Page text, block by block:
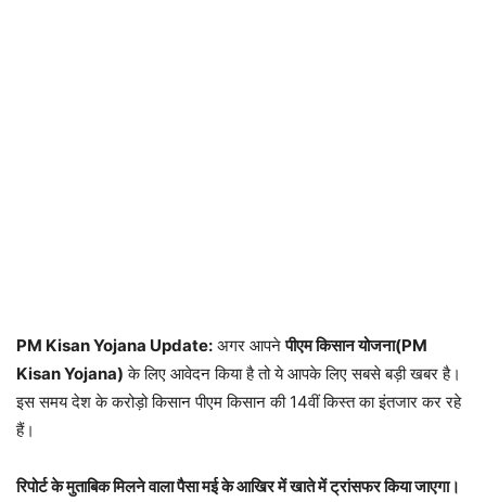
PM Kisan Yojana Update: अगर आपनेपीएम किसान योजना(PM
Kisan Yojana) के लिए आवेदन किया है तो ये आपके लिए सबसे बड़ी खबर है।
इस समय देश के करोड़ो किसान पीएम किसान की 14वीं किस्त का इंतजार कर रहे
हैं।
रिपोर्ट के मुताबिक मिलने वाला पैसा मई के आखिर में खाते में ट्रांसफर किया जाएगा।